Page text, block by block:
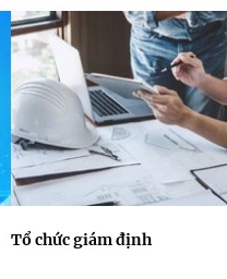
Tổ chức giám định